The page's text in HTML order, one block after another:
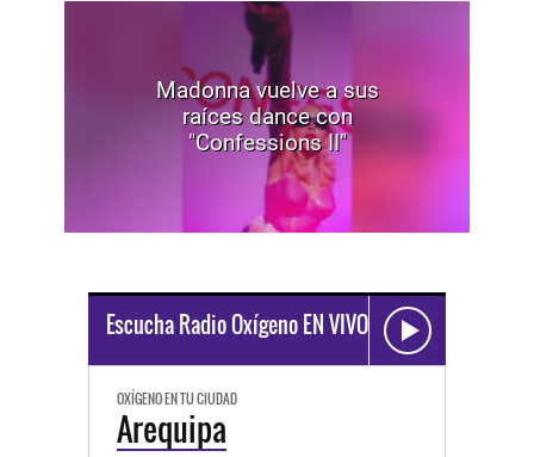
Madonna vuelve a sus
raíces dance con
"Confessions II"
Escucha Radio Oxígeno EN VIVO
OXÍGENO EN TU CIUDAD
Arequipa